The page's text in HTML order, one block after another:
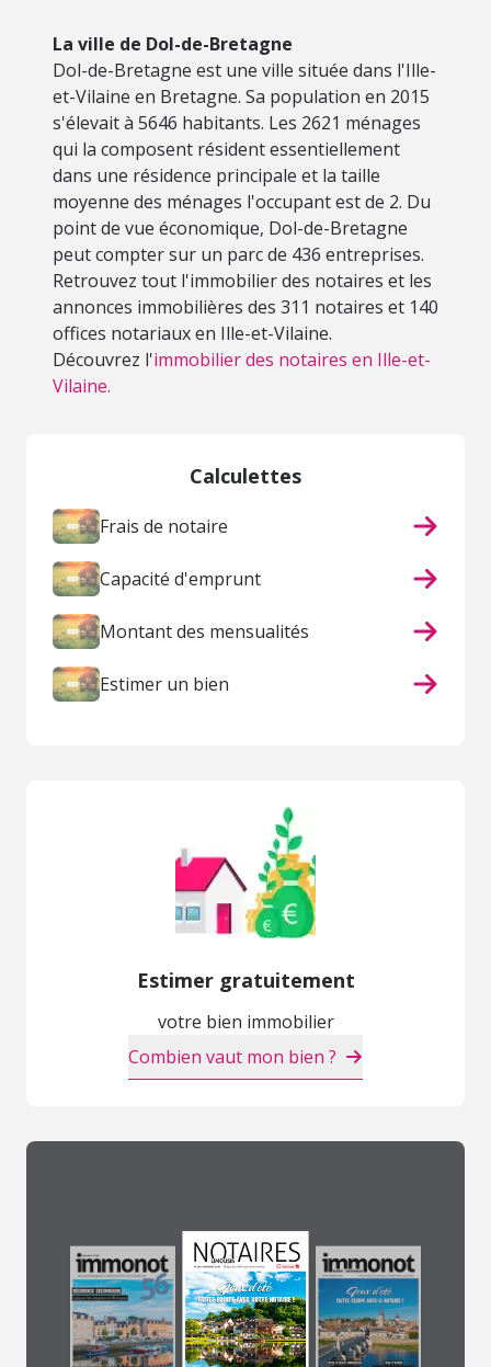
La ville de Dol-de-Bretagne
Dol-de-Bretagne est une ville située dans l'Ille-
et-Vilaine en Bretagne. Sa population en 2015
s'élevait à 5646 habitants. Les 2621 ménages
qui la composent résident essentiellement
dans une résidence principale et la taille
moyenne des ménages l'occupant est de 2. Du
point de vue économique, Dol-de-Bretagne
peut compter sur un parc de 436 entreprises.
Retrouvez tout l'immobilier des notaires et les
annonces immobilières des 311 notaires et 140
offices notariaux en Ille-et-Vilaine.
Découvrez l'immobilier des notaires en Ille-et-
Vilaine.
Calculettes
Frais de notaire
Capacité d'emprunt
Montant des mensualités
Estimer un bien
Estimer gratuitement
votre bien immobilier
Combien vaut mon bien ?